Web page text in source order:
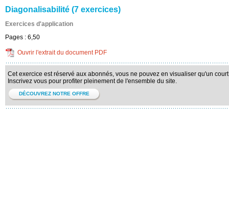
Diagonalisabilité (7 exercices)
Exercices d'application
Pages : 6,50
Ouvrir l'extrait du document PDF
Cet exercice est réservé aux abonnés, vous ne pouvez en visualiser qu'un
Inscrivez vous pour profiter pleinement de l'ensemble du site.
DÉCOUVREZ NOTRE OFFRE